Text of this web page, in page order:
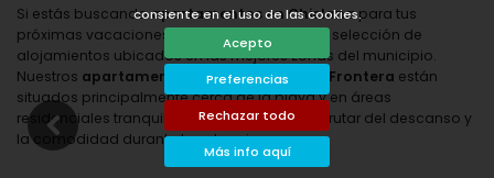
consiente en el uso de las cookies.
Acepto
Preferencias
Rechazar todo
Más info aquí
Si estás buscandoapartamentos en Chiclanapara tus
próximas vacaciones, aquí encontrarás una selección de
alojamientos ubicados en las mejores zonas del municipio.
Nuestros apartamentos en Chiclana de la Frontera están
situados principalmente cerca de la playa y en áreas
residenciales tranquilas, pensados para disfrutar del descanso y
la comodidad durante tu estancia.